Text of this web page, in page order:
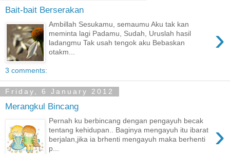
Bait-bait Berserakan
›
Ambillah Sesukamu, semaumu Aku tak kan
meminta lagi Padamu, Sudah, Uruslah hasil
ladangmu Tak usah tengok aku Bebaskan
otakm...
3 comments:
Friday, 6 January 2012
Merangkul Bincang
›
Pernah ku berbincang dengan pengayuh becak
tentang kehidupan.. Baginya mengayuh itu ibarat
berjalan,jika ia brhenti mengayuh maka berhenti
p...